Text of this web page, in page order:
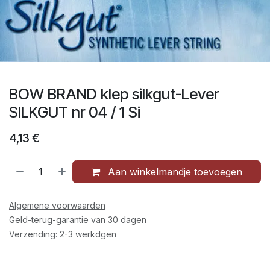
BOW BRAND klep silkgut-Lever
SILKGUT nr 04 / 1 Si
4,13 €
Aan winkelmandje toevoegen
Algemene voorwaarden
Geld-terug-garantie van 30 dagen
Verzending: 2-3 werkdgen